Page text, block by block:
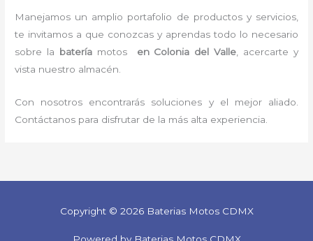
Manejamos un amplio portafolio de productos y servicios,
te invitamos a que conozcas y aprendas todo lo necesario
sobre la bateríamotosen Colonia del Valle , acercarte y
vista nuestro almacén.
Con nosotros encontrarás soluciones y el mejor aliado.
Contáctanos para disfrutar de la más alta experiencia.
Copyright © 2026 Baterias Motos CDMX